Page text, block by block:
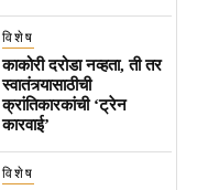
विशेष
काकोरी दरोडा नव्हता, ती तर
स्वातंत्र्यासाठीची
क्रांतिकारकांची ‘ट्रेन
कारवाई’
विशेष